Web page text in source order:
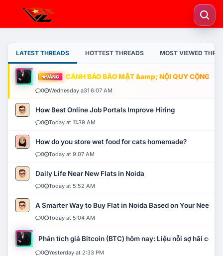
LATEST THREADS HOTTEST THREADS MOST VIEWED
VÀNG CẢNH BÁO BẢO MẬT &amp; NỘI QUY CỘNG
0 Wednesday a31 6:07 AM
How Best Online Job Portals Improve Hiring
0 Today at 11:39 AM
How do you store wet food for cats homemade?
0 Today at 9:07 AM
Daily Life Near New Flats in Noida
0 Today at 5:52 AM
A Smarter Way to Buy Flat in Noida Based on Your Needs
0 Today at 5:04 AM
Phân tích giá Bitcoin (BTC) hôm nay: Liệu nỗi sợ hãi có
0 Yesterday at 2:33 PM